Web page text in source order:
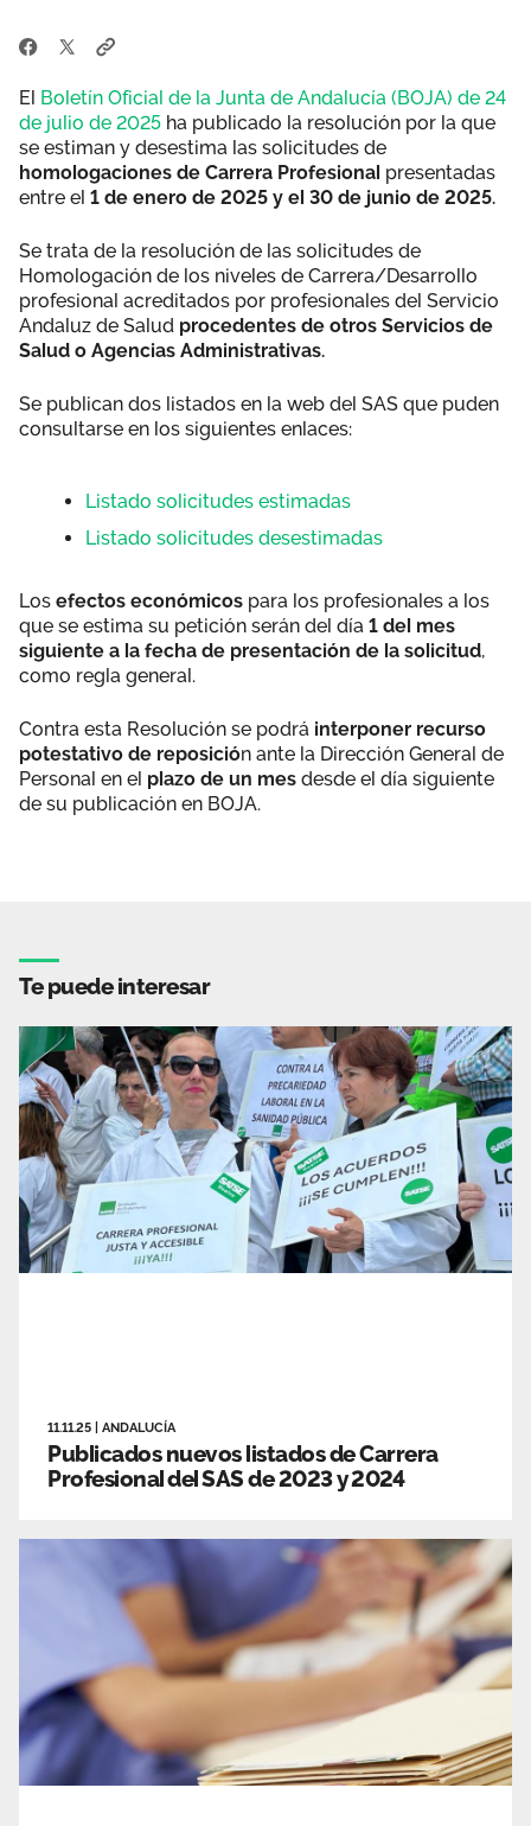
El Boletín Oficial de la Junta de Andalucía (BOJA) de 24
de julio de 2025 ha publicado la resolución por la que
se estiman y desestima las solicitudes de
homologaciones de Carrera Profesional presentadas
entre el 1 de enero de 2025 y el 30 de junio de 2025.
Se trata de la resolución de las solicitudes de
Homologación de los niveles de Carrera/Desarrollo
profesional acreditados por profesionales del Servicio
Andaluz de Salud procedentes de otros Servicios de
Salud o Agencias Administrativas.
Se publican dos listados en la web del SAS que puden
consultarse en los siguientes enlaces:
Listado solicitudes estimadas
Listado solicitudes desestimadas
Los efectos económicos para los profesionales a los
que se estima su petición serán del día 1 del mes
siguiente a la fecha de presentación de la solicitud,
como regla general.
Contra esta Resolución se podrá interponer recurso
potestativo de reposición ante la Dirección General de
Personal en el plazo de un mes desde el día siguiente
de su publicación en BOJA.
Te puede interesar
11.11.25 ANDALUCÍA
Publicados nuevos listados de Carrera
Profesional del SAS de 2023 y 2024